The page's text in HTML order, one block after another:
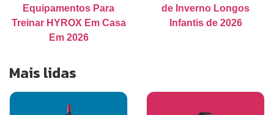
Equipamentos Para
Treinar HYROX Em Casa
Em 2026
de Inverno Longos
Infantis de 2026
Mais lidas